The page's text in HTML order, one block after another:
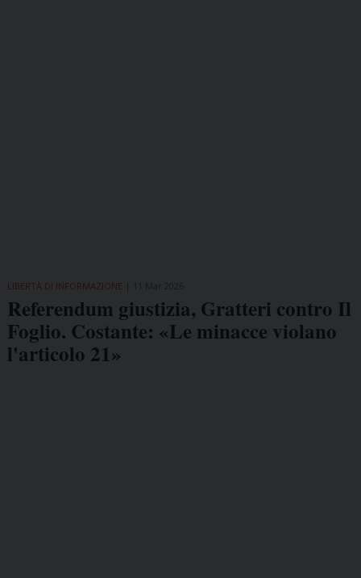
LIBERTÀ DI INFORMAZIONE
Referendum giustizia, Gratteri contro Il
Foglio. Costante: «Le minacce violano
l'articolo 21»